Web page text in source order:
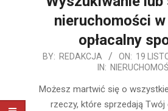
nieruchomości
opłacalny
2019-
19
BY: REDAKCJA ON: 19
IN:
Możesz martwić się o
rzeczy, które sprzedają Twój